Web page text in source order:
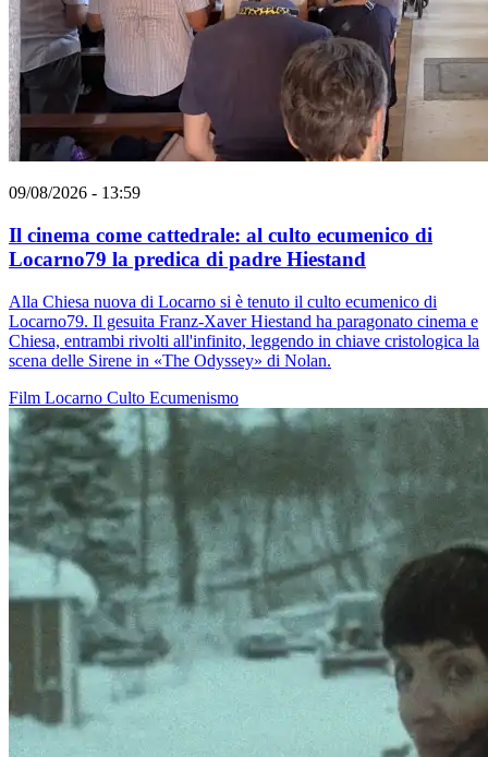
09/08/2026 - 13:59
Il cinema come cattedrale: al culto ecumenico di
Locarno79 la predica di padre Hiestand
Alla Chiesa nuova di Locarno si è tenuto il culto ecumenico di
Locarno79. Il gesuita Franz-Xaver Hiestand ha paragonato cinema e
Chiesa, entrambi rivolti all'infinito, leggendo in chiave cristologica la
scena delle Sirene in «The Odyssey» di Nolan.
Film Locarno Culto Ecumenismo